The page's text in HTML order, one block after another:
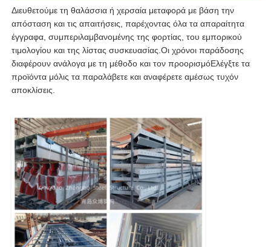
Διευθετούμε τη θαλάσσια ή χερσαία μεταφορά με βάση την
απόσταση και τις απαιτήσεις, παρέχοντας όλα τα απαραίτητα
έγγραφα, συμπεριλαμβανομένης της φορτίας, του εμπορικού
τιμολογίου και της λίστας συσκευασίας.Οι χρόνοι παράδοσης
διαφέρουν ανάλογα με τη μέθοδο και τον προορισμόΕλέγξτε τα
προϊόντα μόλις τα παραλάβετε και αναφέρετε αμέσως τυχόν
αποκλίσεις.